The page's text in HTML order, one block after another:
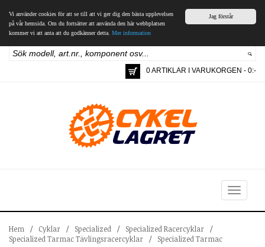
Jag förstår
Vi använder cookies för att se till att vi ger dig den bästa upplevelsen
på vår hemsida. Om du fortsätter att använda den här webbplatsen
kommer vi att anta att du godkänner detta. Mer information
0 ARTIKLAR I VARUKORGEN - 0:-
Toggle
navigation
Hem / Cyklar / Specialized / Specialized Racercyklar
/
Specialized Tarmac Tävlingsracercyklar
/ Specialized Tarmac